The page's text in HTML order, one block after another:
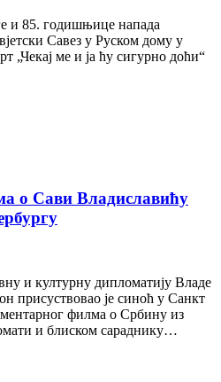
и 85. годишњице напада
Савез у Руском дому у
„Чекај ме и ја ћу сигурно доћи“
о Сави Владиславићу
и културну дипломатију Владе
присуствовао је синоћ у Санкт
филма о Србину из
и блиском сараднику…